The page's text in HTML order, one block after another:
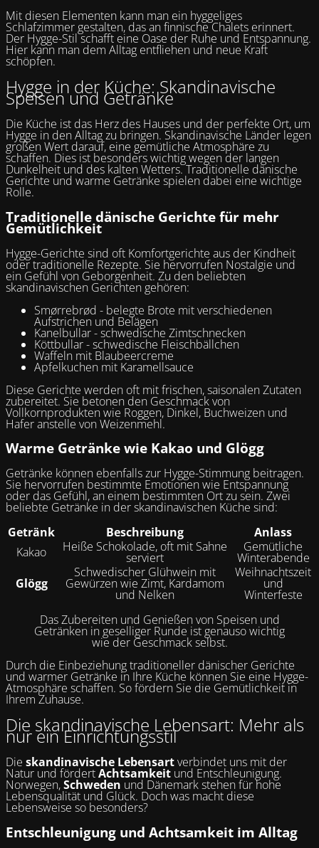
Mit diesen Elementen kann man ein hyggeliges
Schlafzimmer gestalten, das an finnische Chalets erinnert.
Der Hygge-Stil schafft eine Oase der Ruhe und Entspannung.
Hier kann man dem Alltag entfliehen und neue Kraft
schöpfen.
Hygge in der Küche: Skandinavische
Speisen und Getränke
Die Küche ist das Herz des Hauses und der perfekte Ort, um
Hygge in den Alltag zu bringen. Skandinavische Länder legen
großen Wert darauf, eine gemütliche Atmosphäre zu
schaffen. Dies ist besonders wichtig wegen der langen
Dunkelheit und des kalten Wetters. Traditionelle dänische
Gerichte und warme Getränke spielen dabei eine wichtige
Rolle.
Traditionelle dänische Gerichte für mehr
Gemütlichkeit
Hygge-Gerichte sind oft Komfortgerichte aus der Kindheit
oder traditionelle Rezepte. Sie hervorrufen Nostalgie und
ein Gefühl von Geborgenheit. Zu den beliebten
skandinavischen Gerichten gehören:
Smørrebrød - belegte Brote mit verschiedenen
Aufstrichen und Belägen
Kanelbullar - schwedische Zimtschnecken
Köttbullar - schwedische Fleischbällchen
Waffeln mit Blaubeercreme
Apfelkuchen mit Karamellsauce
Diese Gerichte werden oft mit frischen, saisonalen Zutaten
zubereitet. Sie betonen den Geschmack von
Vollkornprodukten wie Roggen, Dinkel, Buchweizen und
Hafer anstelle von Weizenmehl.
Warme Getränke wie Kakao und Glögg
Getränke können ebenfalls zur Hygge-Stimmung beitragen.
Sie hervorrufen bestimmte Emotionen wie Entspannung
oder das Gefühl, an einem bestimmten Ort zu sein. Zwei
beliebte Getränke in der skandinavischen Küche sind:
Getränk
Beschreibung
Anlass
Kakao
Heiße Schokolade, oft mit Sahne
serviert
Gemütliche
Winterabende
Glögg
Schwedischer Glühwein mit
Gewürzen wie Zimt, Kardamom
und Nelken
Weihnachtszeit
und
Winterfeste
Das Zubereiten und Genießen von Speisen und
Getränken in geselliger Runde ist genauso wichtig
wie der Geschmack selbst.
Durch die Einbeziehung traditioneller dänischer Gerichte
und warmer Getränke in Ihre Küche können Sie eine Hygge-
Atmosphäre schaffen. So fördern Sie die Gemütlichkeit in
Ihrem Zuhause.
Die skandinavische Lebensart: Mehr als
nur ein Einrichtungsstil
Die skandinavische Lebensartverbindet uns mit der
Natur und fördertAchtsamkeit und Entschleunigung.
Norwegen,Schweden und Dänemark stehen für hohe
Lebensqualität und Glück. Doch was macht diese
Lebensweise so besonders?
Entschleunigung und Achtsamkeit im Alltag